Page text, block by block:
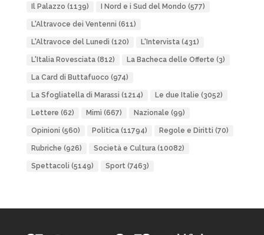
Il Palazzo (1139) I Nord e i Sud del Mondo (577)
L'Altravoce dei Ventenni (611)
L'Altravoce del Lunedì (120) L'Intervista(431)
L'Italia Rovesciata(812) La Bacheca delle Offerte (3)
La Card di Buttafuoco (974)
La Sfogliatella di Marassi (1214) Le due Italie (3052)
Lettere (62) Mimì (667) Nazionale (99)
Opinioni (560) Politica(11794) Regole e Diritti (70)
Rubriche (926) Società e Cultura(10082)
Spettacoli (5149) Sport(7463)